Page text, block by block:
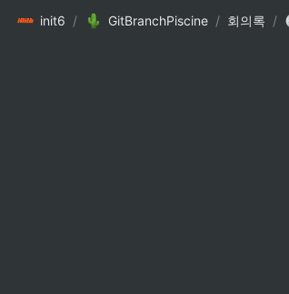
init6 / GitBranchPiscine / 회의록 /